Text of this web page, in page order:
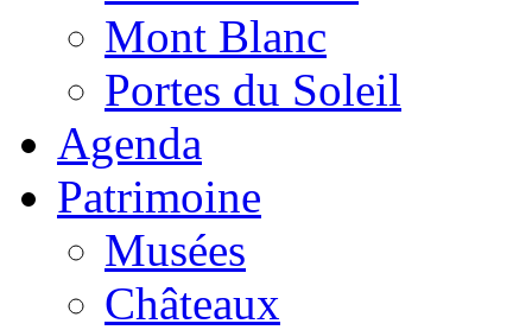
Mont Blanc
Portes du Soleil
Agenda
Patrimoine
Musées
Châteaux